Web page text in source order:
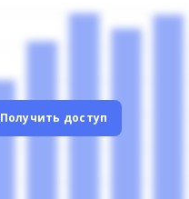
Получить доступ